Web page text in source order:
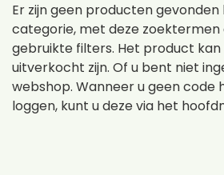
Er zijn geen producten gevonden
categorie, met deze
gebruikte filters. Het product
uitverkocht zijn. Of u bent niet
webshop. Wanneer u geen code
loggen, kunt u deze via het